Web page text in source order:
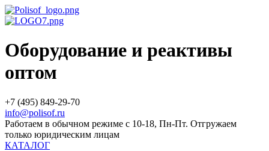
Оборудование и реактивы
оптом
+7 (495) 849-29-70
info@polisof.ru
Работаем в обычном режиме с 10-18, Пн-Пт. Отгружаем
только юридическим лицам
КАТАЛОГ